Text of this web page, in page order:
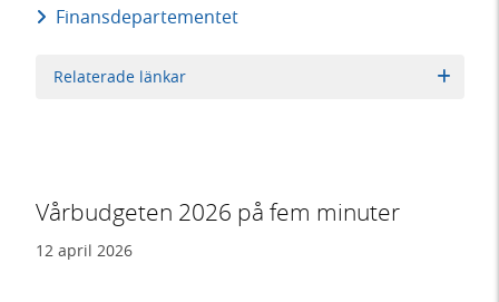
Finans­departementet
Relaterade länkar
Vårbudgeten 2026 på fem minuter
12 april 2026